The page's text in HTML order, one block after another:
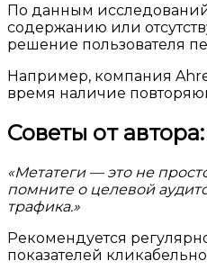
По данным
содержанию или
решение пользователя
Например, компания
время наличие
Советы от
«Метатеги — это не
помните о целевой
трафика.»
Рекомендуется
показателей